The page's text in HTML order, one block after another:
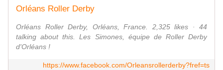
Orléans Roller Derby
Orléans Roller Derby, Orléans, France. 2,325 likes · 44
talking about this. Les Simones, équipe de Roller Derby
d'Orléans !
https://www.facebook.com/Orleansrollerderby?fref=ts